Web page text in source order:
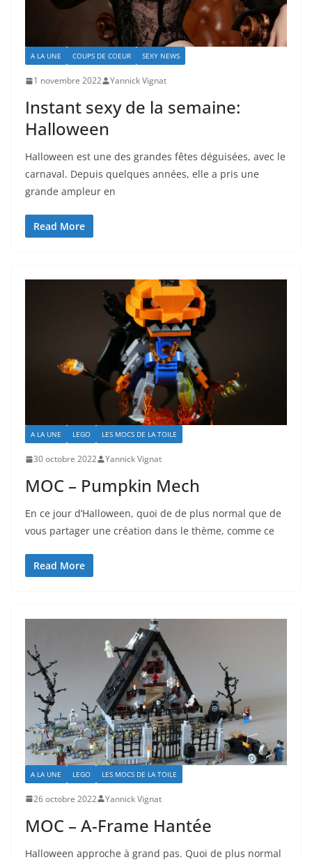
A LA UNE COUPS DE COEUR SEXY NEWS
1 novembre 2022 Yannick Vignat
Instant sexy de la semaine:
Halloween
Halloween est une des grandes fêtes déguisées, avec le
carnaval. Depuis quelques années, elle a pris une
grande ampleur en
Read More
A LA UNE LEGO LES MOCS DE LA TOILE
30 octobre 2022 Yannick Vignat
MOC – Pumpkin Mech
En ce jour d’Halloween, quoi de de plus normal que de
vous partager une création dans le thème, comme ce
Read More
A LA UNE LEGO LES MOCS DE LA TOILE
26 octobre 2022 Yannick Vignat
MOC – A-Frame Hantée
Halloween approche à grand pas. Quoi de plus normal